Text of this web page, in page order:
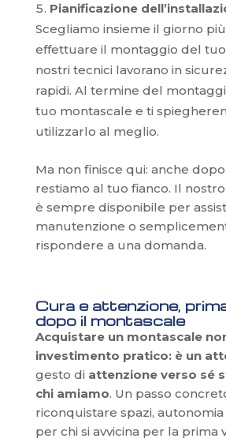
Pianificazione
Scegliamo insieme il giorno
effettuare il montaggio del tuo
nostri tecnici lavorano in
rapidi. Al termine del
tuo montascale e ti
utilizzarlo al meglio.
Ma non finisce qui: anche
restiamo al tuo fianco. Il
è sempre disponibile per
manutenzione o
rispondere a una domanda.
Cura e attenzione,
dopo il montascale
Acquistare un montascale
investimento pratico: è un
gesto di attenzione verso sé
chi amiamo. Un passo
riconquistare spazi,
per chi si avvicina per la prima